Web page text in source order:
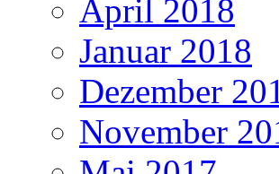
April 2018
Januar 2018
Dezember
November